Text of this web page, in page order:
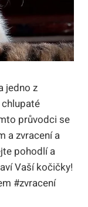
jedno z‌
průvodci se
a zvracení​ a
pohodlí a
Vaší kočičky!‌
#zvracení